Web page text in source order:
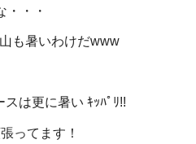
・・・
も暑いわけだwww
スは更に暑い ｷｯﾊﾟﾘ!!
ってます！